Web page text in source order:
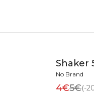
Shaker
No Brand
4€5€(-